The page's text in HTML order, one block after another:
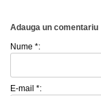
Adauga un comentariu
Nume *:
E-mail *: